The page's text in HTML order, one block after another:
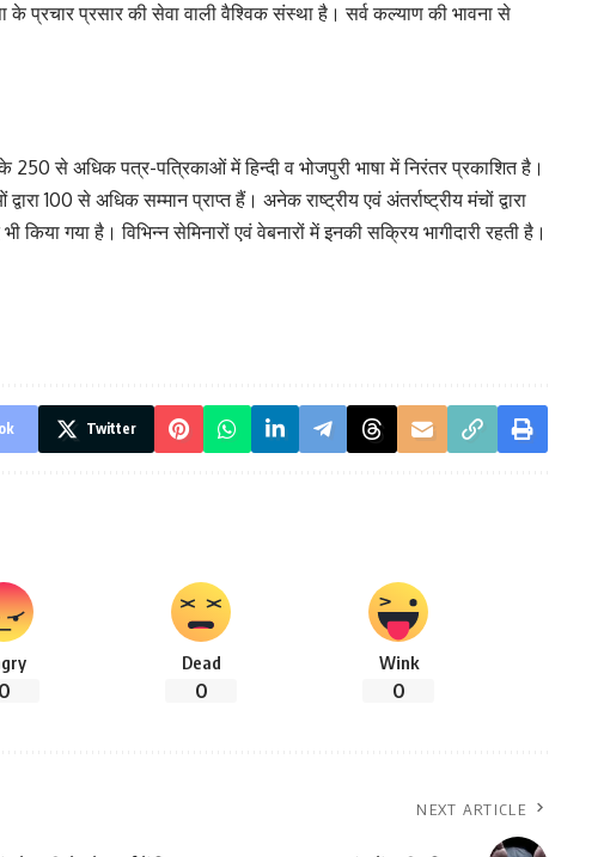
के प्रचार प्रसार की सेवा वाली वैश्विक संस्था है। सर्व कल्याण की भावना से
250 से अधिक पत्र-पत्रिकाओं में हिन्दी व भोजपुरी भाषा में निरंतर प्रकाशित है।
से अधिक सम्मान प्राप्त हैं। अनेक राष्ट्रीय एवं अंतर्राष्ट्रीय मंचों द्वारा
गया है। विभिन्न सेमिनारों एवं वेबनारों में इनकी सक्रिय भागीदारी रहती है।
Twitter
0
Dead
0
Wink
0
NEXT ARTICLE